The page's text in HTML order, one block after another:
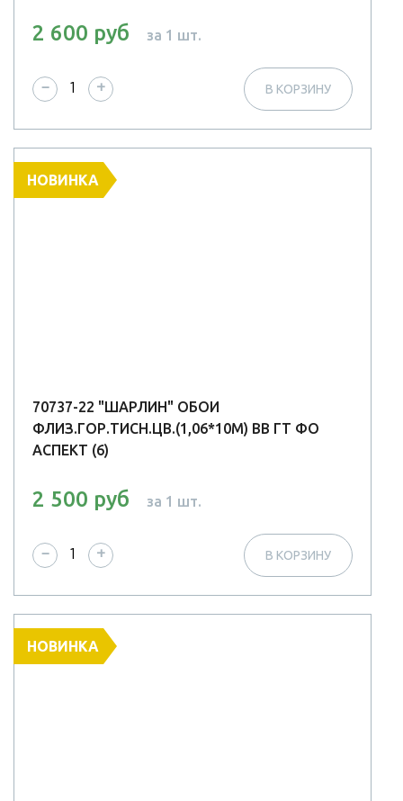
2 600 руб за 1 шт.
− + В КОРЗИНУ
НОВИНКА
70737-22 "ШАРЛИН" ОБОИ
ФЛИЗ.ГОР.ТИСН.ЦВ.(1,06*10М) ВВ ГТ ФО
АСПЕКТ (6)
2 500 руб за 1 шт.
− + В КОРЗИНУ
НОВИНКА